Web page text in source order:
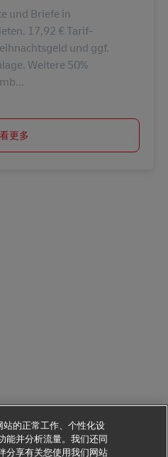
und Briefe in
17,92 € Tarif-
und ggf.
Weitere 50%
更多
的正常工作、个性化设
能并分析流量。我们还同
分享有关您使用我们网站